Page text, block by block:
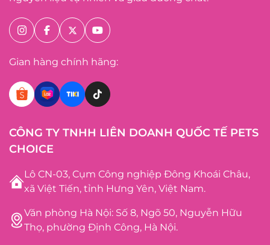
Gian hàng chính hãng:
CÔNG TY TNHH LIÊN DOANH QUỐC TẾ PETS
CHOICE
Lô CN-03, Cụm Công nghiệp Đông Khoái Châu,
xã Việt Tiến, tỉnh Hưng Yên, Việt Nam.
Văn phòng Hà Nội: Số 8, Ngõ 50, Nguyễn Hữu
Thọ, phường Định Công, Hà Nội.